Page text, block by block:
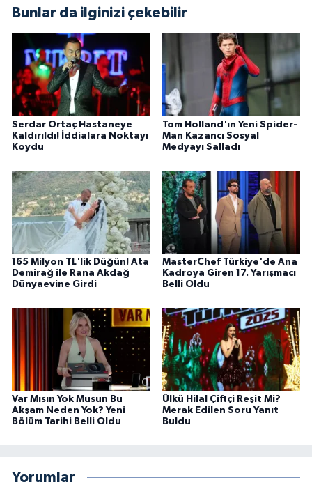
Bunlar da ilginizi çekebilir
Serdar Ortaç Hastaneye
Kaldırıldı! İddialara Noktayı
Koydu
Tom Holland'ın Yeni Spider-
Man Kazancı Sosyal
Medyayı Salladı
165 Milyon TL'lik Düğün! Ata
Demirağ ile Rana Akdağ
Dünyaevine Girdi
MasterChef Türkiye'de Ana
Kadroya Giren 17. Yarışmacı
Belli Oldu
Var Mısın Yok Musun Bu
Akşam Neden Yok? Yeni
Bölüm Tarihi Belli Oldu
Ülkü Hilal Çiftçi Reşit Mi?
Merak Edilen Soru Yanıt
Buldu
Yorumlar